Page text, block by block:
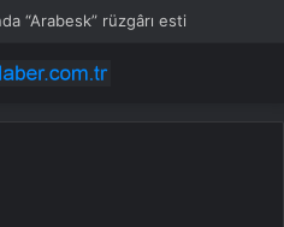
“Arabesk” rüzgârı esti